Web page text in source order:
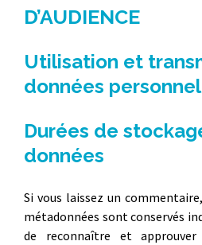
D’AUDIENCE
Utilisation et
données
Durées de
données
Si vous laissez un
métadonnées sont conservés
de reconnaître et